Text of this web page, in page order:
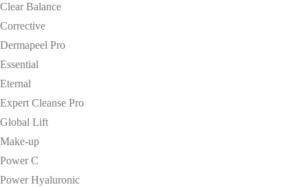
Clear Balance
Corrective
Dermapeel Pro
Essential
Eternal
Expert Cleanse Pro
Global Lift
Make-up
Power C
Power Hyaluronic